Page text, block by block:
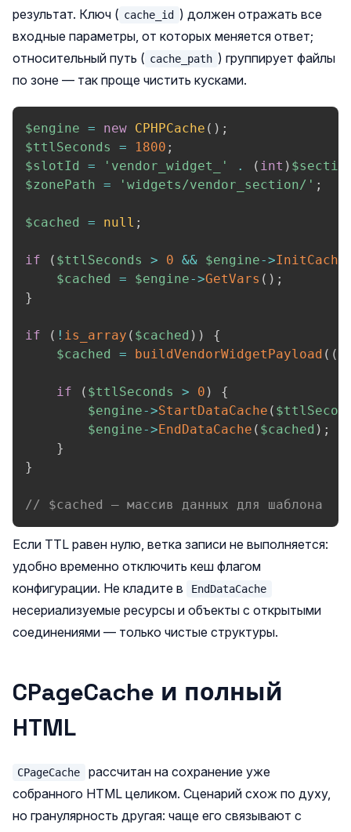
результат. Ключ ( cache_id
) должен отражать все
входные параметры, от которых меняется ответ;
относительный путь ( cache_path ) группирует файлы
по зоне — так проще чистить кусками.
$engine = new CPHPCache ( ) ;
$ttlSeconds
= 1800 ;
$slotId
= 'vendor_widget_' . ( int )
$zonePath = 'widgets/vendor_section/' ;
$cached = null ;
if ( $ttlSeconds > 0 && $engine->InitCache
$cached
= $engine->GetVars ( ) ;
}
if ( ! is_array ( $cached ) )
{
$cached
= buildVendorWidgetPayload ( (
if ( $ttlSeconds > 0 )
{
$engine->StartDataCache (
$engine->EndDataCache ( $cached ) ;
}
}
// $cached — массив данных для шаблона
Если TTL равен нулю, ветка записи не выполняется:
удобно временно отключить кеш флагом
конфигурации. Не кладите в
EndDataCache
несериализуемые ресурсы и объекты с открытыми
соединениями — только чистые структуры.
CPageCache и полный
HTML
CPageCache
рассчитан на сохранение уже
собранного HTML целиком. Сценарий схож по духу,
но гранулярность другая: чаще его связывают с